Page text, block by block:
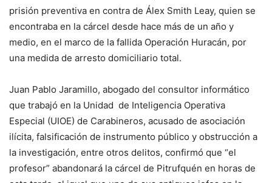
prisión preventiva en contra de Álex Smith Leay, quien se
encontraba en la cárcel desde hace más de un año y
medio, en el marco de la fallida Operación Huracán, por
una medida de arresto domiciliario total.
Juan Pablo Jaramillo, abogado del consultor informático
que trabajó en la Unidad de Inteligencia Operativa
Especial (UIOE) de Carabineros, acusado de asociación
ilícita, falsificación de instrumento público y obstrucción a
la investigación, entre otros delitos, confirmó que “el
profesor” abandonará la cárcel de Pitrufquén en horas de